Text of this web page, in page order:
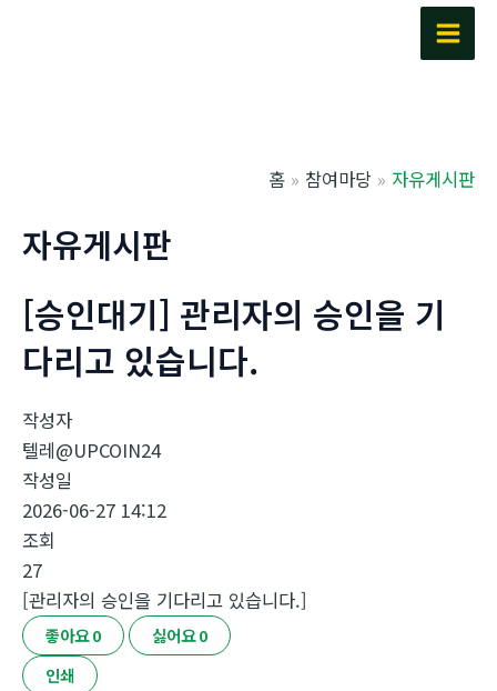
Main
홈 참여마당 자유게시판
자유게시판
[승인대기] 관리자의 승인을 기
다리고 있습니다.
작성자
텔레@UPCOIN24
작성일
2026-06-27 14:12
조회
27
[관리자의 승인을 기다리고 있습니다.]
좋아요0 싫어요0
인쇄